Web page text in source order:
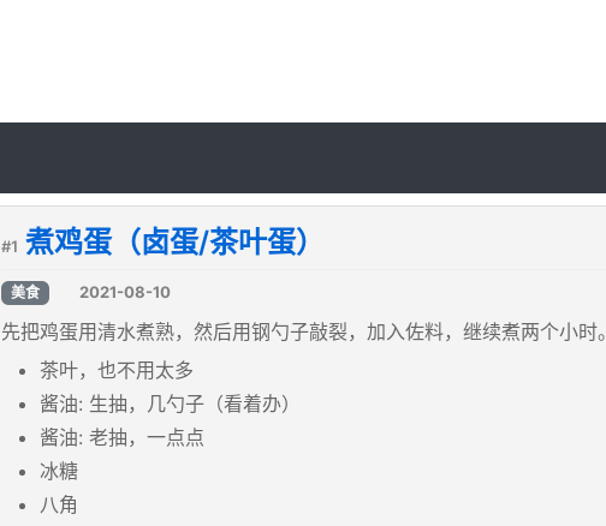
#1 煮鸡蛋（卤蛋/茶叶蛋）
美食 2021-08-10
先把鸡蛋用清水煮熟，然后用钢勺子敲裂，加入佐料，继续煮两个小时。
茶叶，也不用太多
酱油: 生抽，几勺子（看着办）
酱油: 老抽，一点点
冰糖
八角